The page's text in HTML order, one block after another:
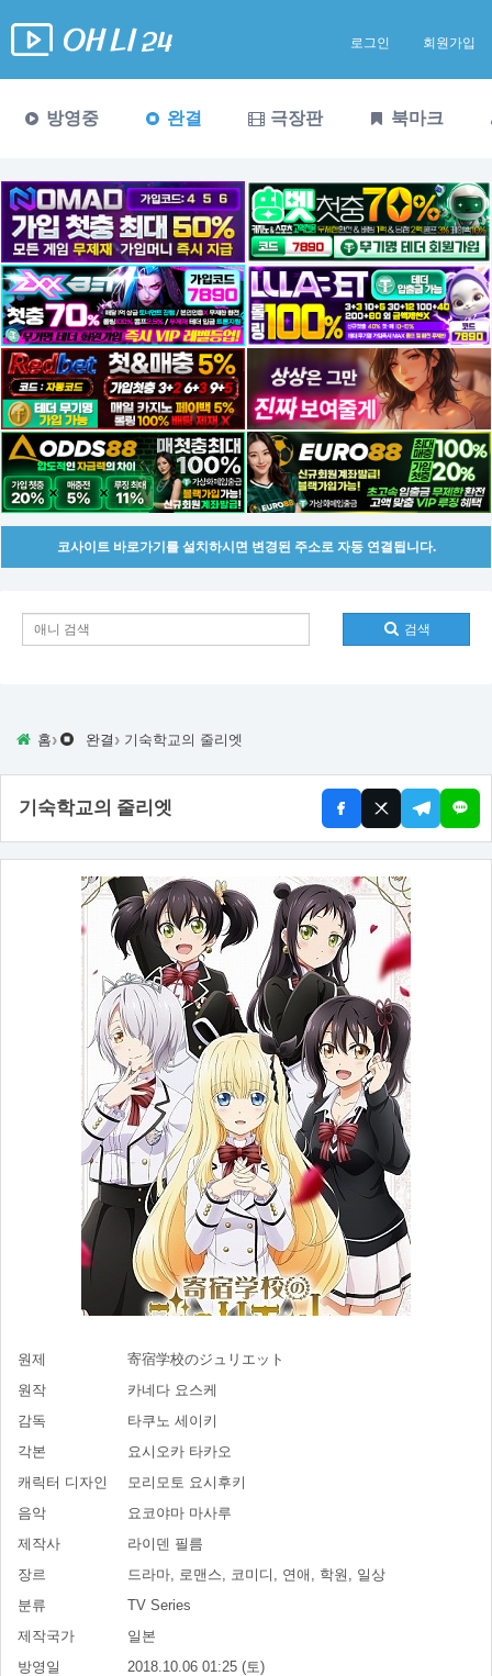
로그인 회원가입
방영중 완결 극장판 북마크
코사이트 바로가기를 설치하시면 변경된 주소로 자동 연결됩니다.
검색
홈› 완결 › 기숙학교의 줄리엣
기숙학교의 줄리엣
원제
寄宿学校のジュリエット
원작
카네다 요스케
감독
타쿠노 세이키
각본
요시오카 타카오
캐릭터 디자인
모리모토 요시후키
음악
요코야마 마사루
제작사
라이덴 필름
장르
드라마, 로맨스, 코미디, 연애, 학원, 일상
분류
TV Series
제작국가
일본
방영일
2018.10.06 01:25 (토)